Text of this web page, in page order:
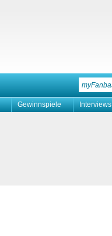
Gewinnspiele Interviews